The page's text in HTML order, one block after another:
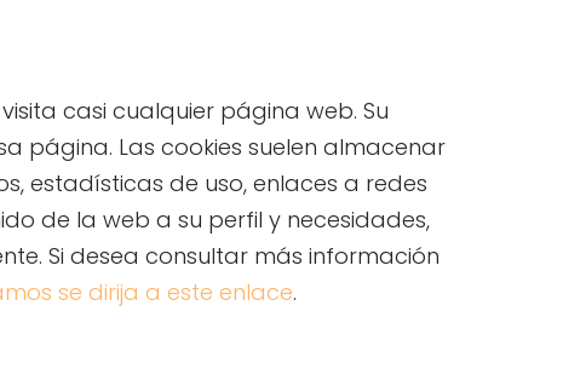
casi cualquier página web. Su
página. Las cookies suelen almacenar
estadísticas de uso, enlaces a redes
de la web a su perfil y necesidades,
Si desea consultar más información
se dirija a este enlace.